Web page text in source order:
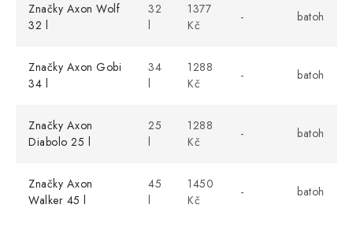
Značky Axon Wolf
32 l
32
l
1377
Kč
- batoh
Značky Axon Gobi
34 l
34
l
1288
Kč
- batoh
Značky Axon
Diabolo 25 l
25
l
1288
Kč
- batoh
Značky Axon
Walker 45 l
45
l
1450
Kč
- batoh